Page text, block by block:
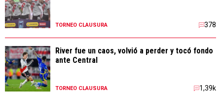
TORNEO CLAUSURA 378
River fue un caos, volvió a perder y tocó fondo
ante Central
TORNEO CLAUSURA 1,39k